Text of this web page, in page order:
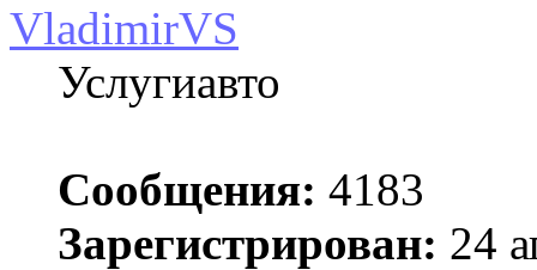
VladimirVS
Услугиавто
Сообщения: 4183
Зарегистрирован: 24